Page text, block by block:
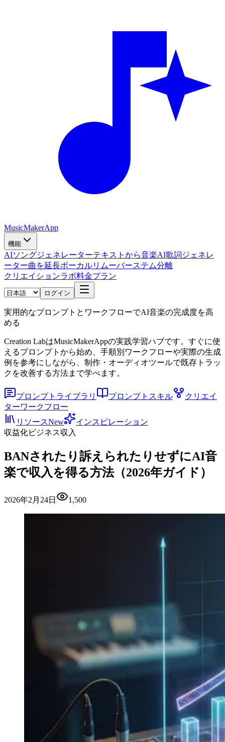
MusicMakerApp
機能
AIソングジェネレーターテキストから音楽AI歌詞ジェネレ
ーター曲を延長ボーカルリムーバーステム分離
クリエイションラボ料金プラン
ログイン
実用的なプロンプトとワークフローでAI音楽の完成度を高
める
Creation LabはMusicMakerAppの実践学習ハブです。すぐに使
えるプロンプトから始め、手順別ワークフローや実際の生成
例を参考にしながら、制作・オーディオツールで既存トラッ
クを改善する方法まで学べます。
プロンプトライブラリ プロンプトスキル
クリエイ
ターワークフロー
リソースNew
インスピレーション
収益化ビジネス収入
BANされたり訴えられたりせずにAI音
楽で収入を得る方法（2026年ガイド）
2026年2月24日 1,500